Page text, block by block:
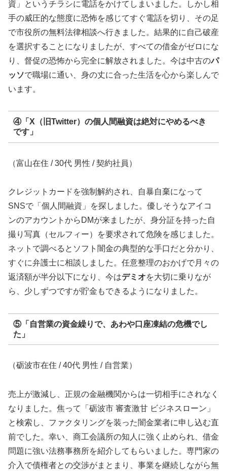
資」というチラシに電話をかけてしまいました。しかし相
手の威圧的な態度に恐怖を感じてすぐ電話を切り、その足
で市役所の無料法律相談へ行きました。結果的に自己破産
を選択することになりましたが、すべての借金がゼロにな
り、督促の恐怖から完全に解放されました。今は中古のパ
ッソで職場に通い、身の丈に合った生活を心から楽しんで
います。
④「X（旧Twitter）の個人間融資は絶対にやめるべき
です」
（富山在住 / 30代 男性 / 契約社員）
クレジットカードを強制解約され、自暴自棄になって
SNSで「個人間融資」を探しました。優しそうなアイコ
ンのアカウントからDMが来ましたが、身分証を持った自
撮り写真（セルフィー）を要求されて危険を感じました。
ネットで調べるとソフト闇金の典型的な手口だと分かり、
すぐに弁護士に相談しました。任意整理のおかげで月々の
返済額が半分以下になり、今はデミオを大切に乗りなが
ら、少しずつですが貯金もできるようになりました。
⑤「自営業の資金繰りで、あわや口座凍結の危機でし
た」
（砺波市在住 / 40代 男性 / 自営業）
売上が激減し、正規の金融機関からは一切相手にされなく
なりました。焦って「砺波市 審査激甘 ビジネスローン」
と検索し、ファクタリングを装った闇金業者に申し込む直
前でした。幸い、商工会議所の知人に強く止められ、借金
問題に強い法務事務所を紹介してもらいました。専門家の
介入で債権者との交渉がまとまり、事業を継続しながら無